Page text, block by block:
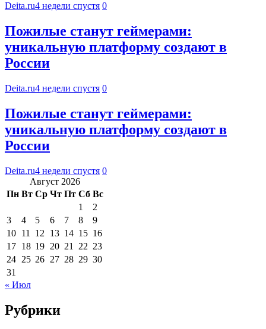
Deita.ru4 недели спустя 0
Пожилые станут геймерами:
уникальную платформу создают в
России
Deita.ru4 недели спустя 0
Пожилые станут геймерами:
уникальную платформу создают в
России
Deita.ru4 недели спустя 0
Август 2026
Пн Вт Ср Чт Пт Сб Вс
1
2
3
4 5 6 7 8
9
10 11 12 13 14 15 16
17 18 19 20 21 22 23
24 25 26 27 28 29 30
31
« Июл
Рубрики